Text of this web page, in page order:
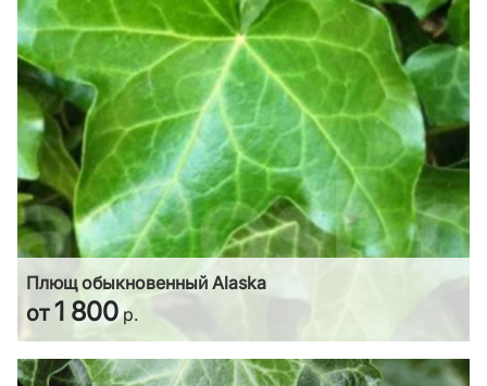
Плющ обыкновенный Alaska
от1 800 р.